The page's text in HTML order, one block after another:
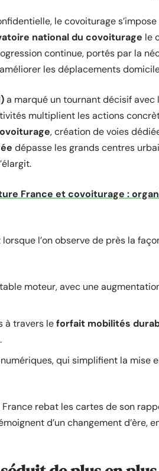
le covoiturage
national du covoiturage le
continue, portés par la
les déplacements
a marqué un tournant décisif avec
multiplient les actions
, création de voies
dépasse les grands centres
France et covoiturage :
l’on observe de près la
moteur, avec une
à travers leforfait mobilités
qui simplifient la mise
France rebat les cartes de son
d’un changement d’ère,